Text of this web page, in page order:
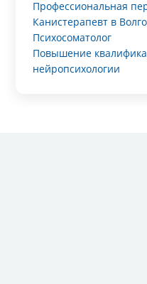
Профессиональная
Канистерапевт в
Психосоматолог
Повышение
нейропсихологии